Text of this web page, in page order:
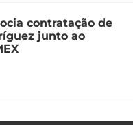
contratação de
junto ao